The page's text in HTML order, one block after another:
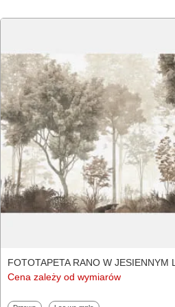
FOTOTAPETA RANO W JESIENNYM
Cena zależy od wymiarów